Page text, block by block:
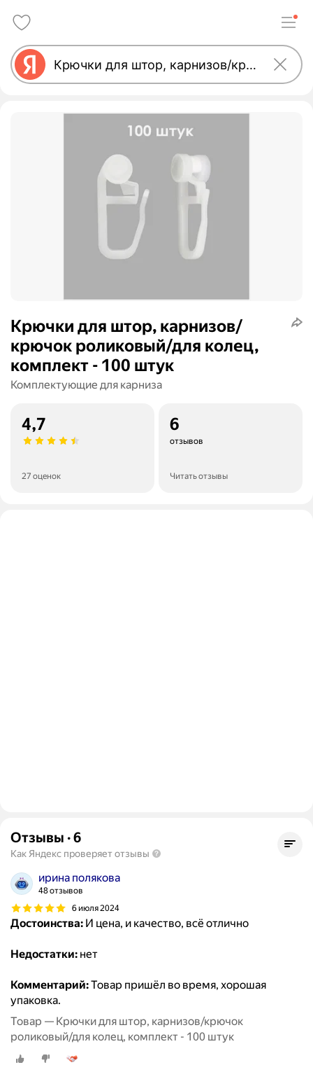
Крючки для штор, карнизов/
крючок роликовый/для колец,
комплект - 100 штук
Комплектующие для карниза
4,7
27 оценок
6
отзывов
Читать отзывы
Отзывы ·6
Как Яндекс проверяет отзывы
ирина полякова
48 отзывов
6 июля 2024
Достоинства: И цена, и качество, всё отлично
Недостатки: нет
Комментарий:Товар пришёл во время, хорошая
упаковка.
Товар — Крючки для штор, карнизов/крючок
роликовый/для колец, комплект - 100 штук